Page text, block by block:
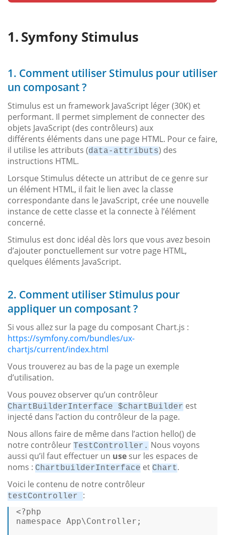
Symfony Stimulus
1. Comment utiliser Stimulus pour utiliser
un composant ?
Stimulus est un framework JavaScript léger (30K) et
performant. Il permet simplement de connecter des
objets JavaScript (des contrôleurs) aux
différents éléments dans une page HTML. Pour ce faire,
il utilise les attributs (data-attributs) des
instructions HTML.
Lorsque Stimulus détecte un attribut de ce genre sur
un élément HTML, il fait le lien avec la classe
correspondante dans le JavaScript, crée une nouvelle
instance de cette classe et la connecte à l’élément
concerné.
Stimulus est donc idéal dès lors que vous avez besoin
d’ajouter ponctuellement sur votre page HTML,
quelques éléments JavaScript.
2. Comment utiliser Stimulus pour
appliquer un composant ?
Si vous allez sur la page du composant Chart.js :
https://symfony.com/bundles/ux-
chartjs/current/index.html
Vous trouverez au bas de la page un exemple
d’utilisation.
Vous pouvez observer qu’un contrôleur
ChartBuilderInterface $chartBuilder est
injecté dans l’action du contrôleur de la page.
Nous allons faire de même dans l’action hello() de
notre contrôleur TestController. Nous voyons
aussi qu’il faut effectuer un use sur les espaces de
noms : ChartbuilderInterface et Chart.
Voici le contenu de notre contrôleur
testController :
<?php
namespace App\Controller ;